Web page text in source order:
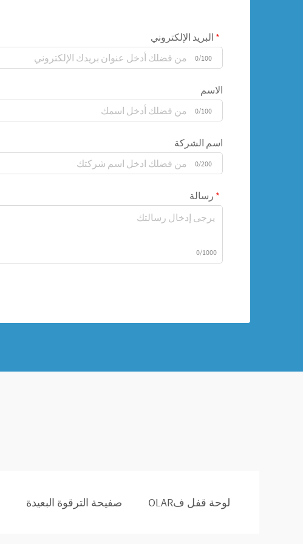
البريد الإلكتروني
0/100
الاسم
0/100
اسم الشركة
0/200
رسالة
0/1000
لوحة قفل فOLAR صفيحة الترقوة البعيدة